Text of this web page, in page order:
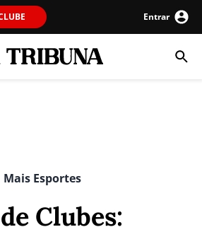
Entrar
Mais Esportes
Clubes: